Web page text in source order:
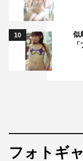
10
似
フォトギ